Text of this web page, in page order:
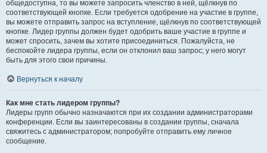
общедоступна, то вы можете запросить членство в ней, щёлкнув по
соответствующей кнопке. Если требуется одобрение на участие в группе,
вы можете отправить запрос на вступление, щёлкнув по соответствующей
кнопке. Лидер группы должен будет одобрить ваше участие в группе и
может спросить, зачем вы хотите присоединиться. Пожалуйста, не
беспокойте лидера группы, если он отклонил ваш запрос; у него могут
быть для этого свои причины.
Вернуться к началу
Как мне стать лидером группы?
Лидеры групп обычно назначаются при их создании администраторами
конференции. Если вы заинтересованы в создании группы, сначала
свяжитесь с администратором; попробуйте отправить ему личное
сообщение.